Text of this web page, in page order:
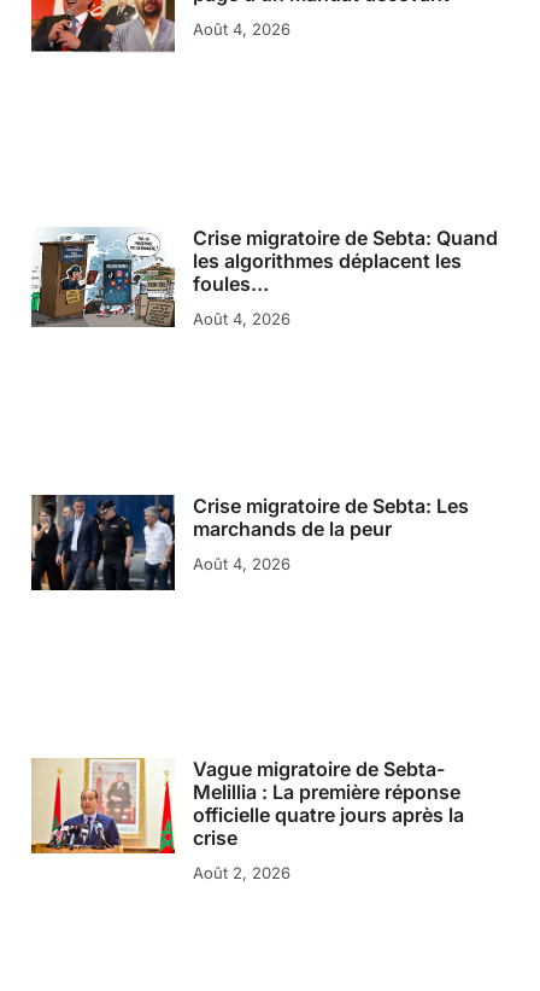
Août 4, 2026
Crise migratoire de Sebta: Quand
les algorithmes déplacent les
foules…
Août 4, 2026
Crise migratoire de Sebta: Les
marchands de la peur
Août 4, 2026
Vague migratoire de Sebta-
Melillia : La première réponse
officielle quatre jours après la
crise
Août 2, 2026